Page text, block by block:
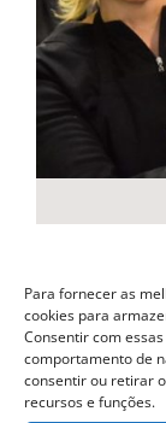
Para fornecer as
cookies para
Consentir com
comportamento de
consentir ou retirar
recursos e funções.
Curso
590.00€
Ver opções
This